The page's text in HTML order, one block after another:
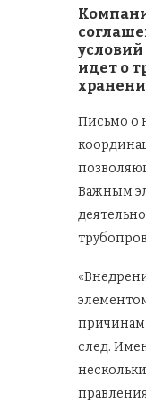
условий
идет о
Письмо о
Важным
причинам
след.